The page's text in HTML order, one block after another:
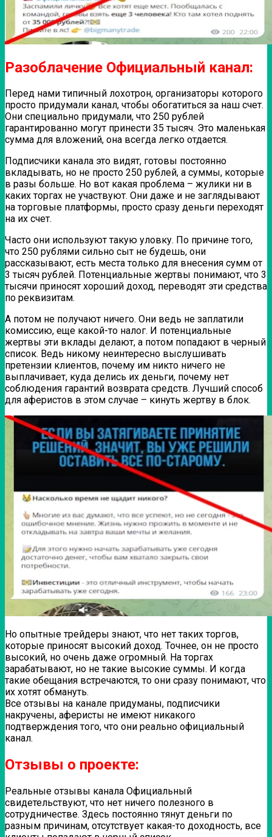
Разоблачение Официальный канал:
Перед нами типичный лохотрон, организаторы которого
просто придумали канал, чтобы обогатиться за наш счет.
Они специально придумали, что 250 рублей
гарантированно могут принести 35 тысяч. Это маленькая
сумма для вложений, она всегда легко отдается.
Подписчики канала это видят, готовы постоянно
вкладывать, но не просто 250 рублей, а суммы, которые
в разы больше. Но вот какая проблема – жулики ни в
каких торгах не участвуют. Они даже и не заглядывают
на торговые платформы, просто сразу деньги переходят
на их счет.
Часто они используют такую уловку. По причине того,
что 250 рублями сильно сыт не будешь, они
рассказывают, есть места только для внесения сумм от
3 тысяч рублей. Потенциальные жертвы понимают, что 3
тысячи приносят хороший доход, переводят эти средства
по реквизитам.
А потом не получают ничего. Они ведь не заплатили
комиссию, еще какой-то налог. И потенциальные
жертвы эти вклады делают, а потом попадают в черный
список. Ведь никому неинтересно выслушивать
претензии клиентов, почему им никто ничего не
выплачивает, куда делись их деньги, почему нет
соблюдения гарантий возврата средств. Лучший способ
для аферистов в этом случае – кинуть жертву в блок.
Но опытные трейдеры знают, что нет таких торгов,
которые приносят высокий доход. Точнее, он не просто
высокий, но очень даже огромный. На торгах
зарабатывают, но не такие высокие суммы. И когда
такие обещания встречаются, то они сразу понимают, что
их хотят обмануть.
Все отзывы на канале придуманы, подписчики
накручены, аферисты не имеют никакого
подтверждения того, что они реально официальный
канал.
Отзывы о проекте:
Реальные отзывы канала Официальный
свидетельствуют, что нет ничего полезного в
сотрудничестве. Здесь постоянно тянут деньги по
разным причинам, отсутствует какая-то доходность, все